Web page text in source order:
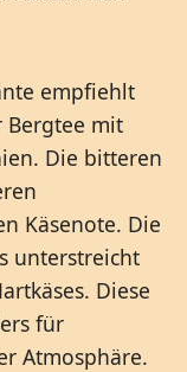
empfiehlt
Bergtee mit
Die bitteren
Käsenote. Die
unterstreicht
Diese
für
Atmosphäre.